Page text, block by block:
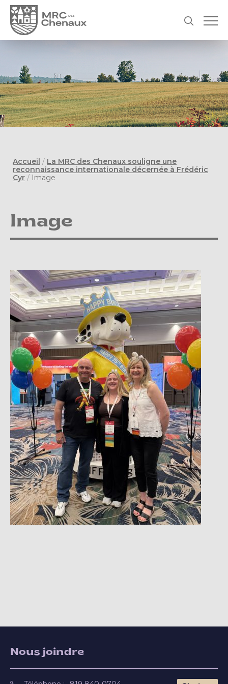
Accueil / La MRC des Chenaux souligne une
reconnaissance internationale décernée à Frédéric
Cyr / Image
Image
Nous joindre